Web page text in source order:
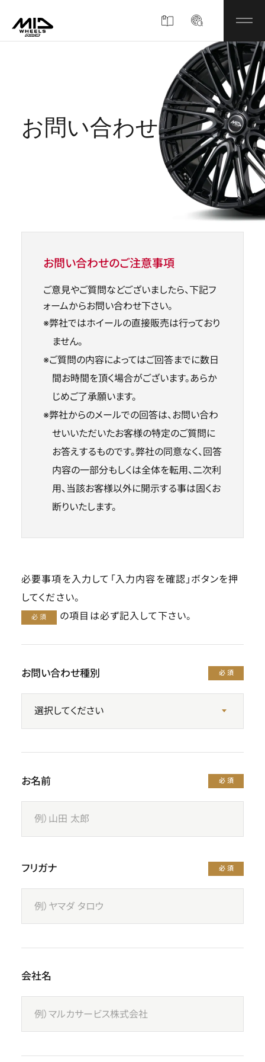
MIDについて
お知らせ
公式SNS
メディア
お問い合わせ
お問い合わせのご注意事項
ご意見やご質問などございましたら、下記フ
ォームからお問い合わせ下さい。
※弊社ではホイールの直接販売は行っており
ません。
※ご質問の内容によってはご回答までに数日
間お時間を頂く場合がございます。あらか
じめご了承願います。
※弊社からのメールでの回答は、お問い合わ
せいいただいたお客様の特定のご質問に
お答えするものです。弊社の同意なく、回答
内容の一部分もしくは全体を転用、二次利
用、当該お客様以外に開示する事は固くお
断りいたします。
必要事項を入力して「入力内容を確認」ボタンを押
してください。
必須 の項目は必ず記入して下さい。
お問い合わせ種別 必須
お名前 必須
フリガナ 必須
会社名